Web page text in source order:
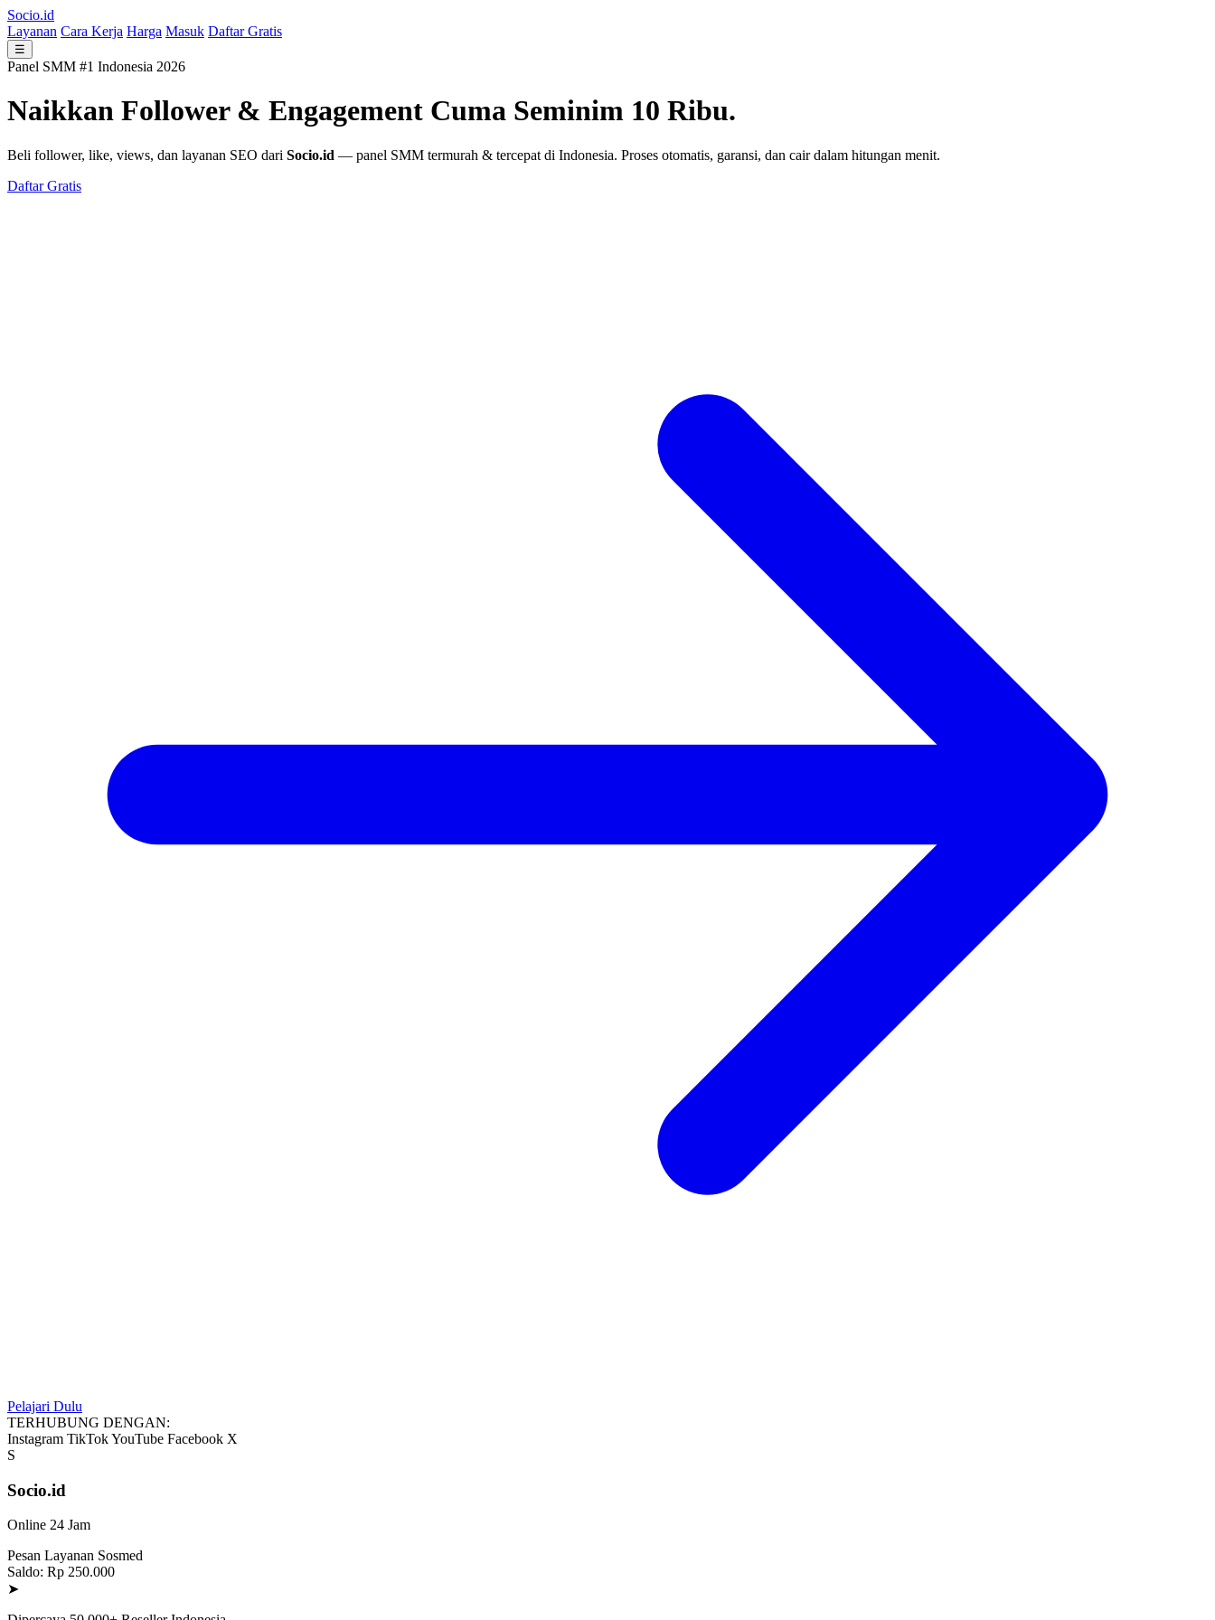
Socio.id
Layanan Cara Kerja Harga Masuk Daftar Gratis
☰
Panel SMM #1 Indonesia 2026
Naikkan Follower & Engagement Cuma Seminim 10 Ribu.
Beli follower, like, views, dan layanan SEO dari Socio.id — panel SMM termurah & tercepat di Indonesia. Proses otomatis, garansi, dan cair dalam hitungan menit.
Daftar Gratis
Pelajari Dulu
TERHUBUNG DENGAN:
Instagram TikTokYouTube Facebook X
S
Socio.id
Online 24 Jam
Pesan Layanan Sosmed
Saldo: Rp 250.000
➤